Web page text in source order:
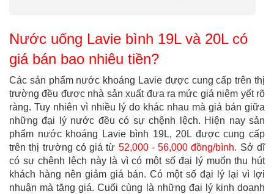
Nước uống Lavie bình 19L và 20L có
giá bán bao nhiêu tiền?
Các sản phẩm nước khoáng Lavie được cung cấp trên thị
trường đều được nhà sản xuất đưa ra mức giá niêm yết rõ
ràng. Tuy nhiên vì nhiều lý do khác nhau mà giá bán giữa
những đại lý nước đều có sự chệnh lệch. Hiện nay sản
phẩm nước khoáng Lavie bình 19L, 20L được cung cấp
trên thị trường có giá từ 52,000 - 56,000 đồng/bình. Sở dĩ
có sự chênh lệch này là vì có một số đại lý muốn thu hút
khách hàng nên giảm giá bán. Có một số đại lý lại vì lợi
nhuận mà tăng giá. Cuối cùng là những đại lý kinh doanh